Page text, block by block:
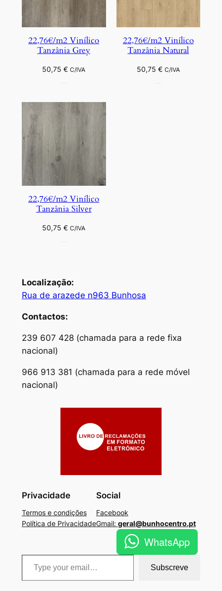
22,76€/m2 Vinílico
Tanzânia Grey
50,75€ C/IVA
22,76€/m2 Vinílico
Tanzânia Natural
50,75 € C/IVA
22,76€/m2 Vinílico
Tanzânia Silver
50,75€ C/IVA
Localização:
Rua de arazede n963 Bunhosa
Contactos:
239 607 428 (chamada para a rede fixa
nacional)
966 913 381 (chamada para a rede móvel
nacional)
Privacidade
Termos e condições
Política de Privacidade
Social
Facebook
Gmail: geral@bunhocentro.pt
WhatsApp
Type your email…
Subscreve